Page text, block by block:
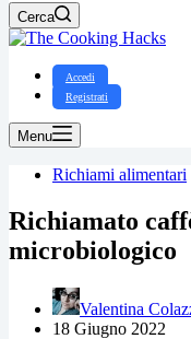
Cerca
Accedi
Registrati
Menu
Richiami alimentari
Richiamato
microbiologico
Valentina
18 Giugno 2022